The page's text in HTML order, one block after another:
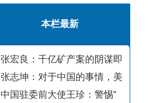
本栏最新
张宏良：千亿矿产案的阴谋即
张志坤：对于中国的事情，美
中国驻委前大使王珍：警惕“